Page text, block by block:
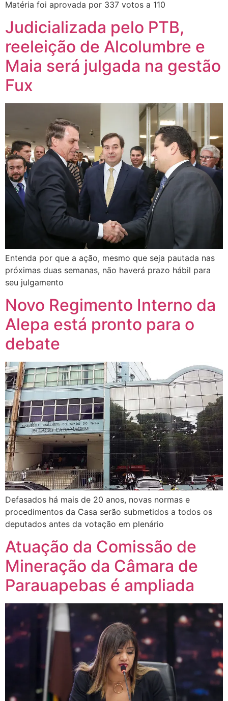
Matéria foi aprovada por 337 votos a 110
Judicializada pelo PTB,
reeleição de Alcolumbre e
Maia será julgada na gestão
Fux
Entenda por que a ação, mesmo que seja pautada nas
próximas duas semanas, não haverá prazo hábil para
seu julgamento
Novo Regimento Interno da
Alepa está pronto para o
debate
Defasados há mais de 20 anos, novas normas e
procedimentos da Casa serão submetidos a todos os
deputados antes da votação em plenário
Atuação da Comissão de
Mineração da Câmara de
Parauapebas é ampliada